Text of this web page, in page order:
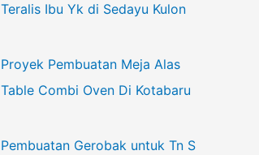
Teralis Ibu Yk di Sedayu Kulon
Proyek Pembuatan Meja Alas
Table Combi Oven Di Kotabaru
Pembuatan Gerobak untuk Tn S